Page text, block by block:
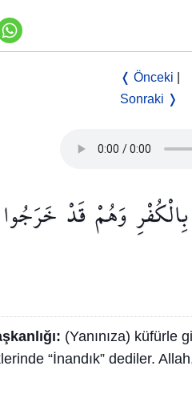
❬ Önceki
Sonraki ❭
بِالْكُفْرِوَهُمْ قَدْ خَرَجُوا
(Yanınıza) küfürle
“İnandık” dediler.